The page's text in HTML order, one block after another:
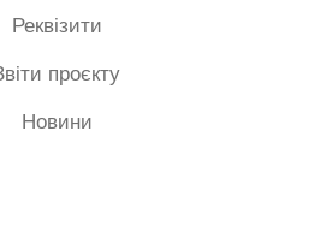
Реквізити
проєкту
Новини